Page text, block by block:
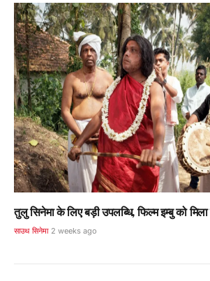
तुलु सिनेमा के लिए बड़ी उपलब्धि, फिल्म इम्बु को मिला
साउथ सिनेमा 2 weeks ago